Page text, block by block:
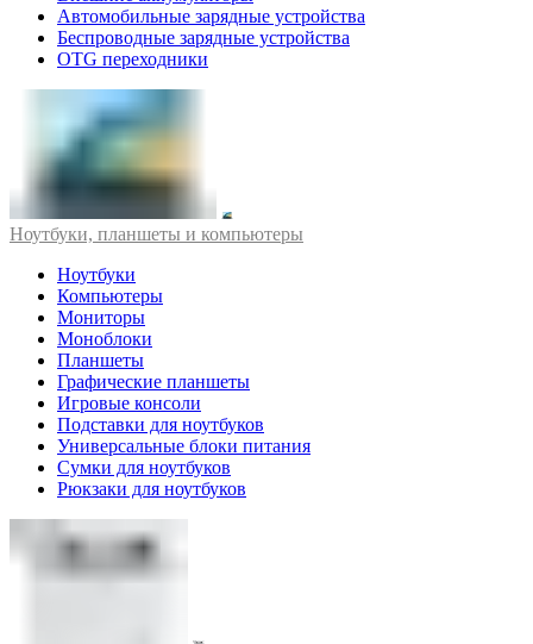
Автомобильные зарядные устройства
Беспроводные зарядные устройства
OTG переходники
Ноутбуки, планшеты и компьютеры
Ноутбуки
Компьютеры
Мониторы
Моноблоки
Планшеты
Графические планшеты
Игровые консоли
Подставки для ноутбуков
Универсальные блоки питания
Сумки для ноутбуков
Рюкзаки для ноутбуков